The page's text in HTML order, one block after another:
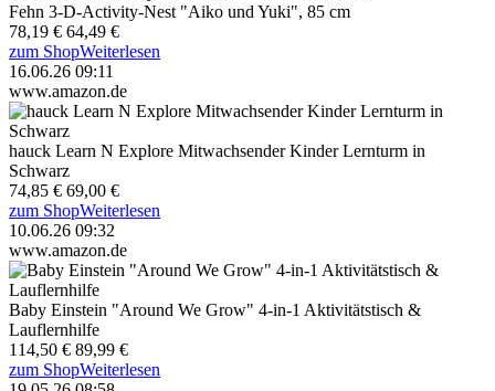
Fehn 3-D-Activity-Nest "Aiko und Yuki", 85 cm
78,19 € 64,49 €
zum ShopWeiterlesen
16.06.26 09:11
www.amazon.de
hauck Learn N Explore Mitwachsender Kinder Lernturm in
Schwarz
74,85 € 69,00 €
zum ShopWeiterlesen
10.06.26 09:32
www.amazon.de
Baby Einstein "Around We Grow" 4-in-1 Aktivitätstisch &
Lauflernhilfe
114,50 € 89,99 €
zum ShopWeiterlesen